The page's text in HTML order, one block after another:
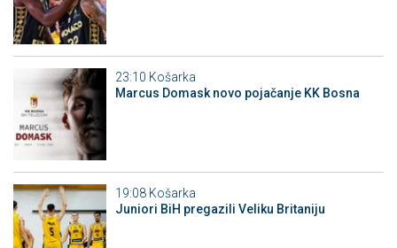
23:10 Košarka
Marcus Domask novo pojačanje KK Bosna
19:08 Košarka
Juniori BiH pregazili Veliku Britaniju